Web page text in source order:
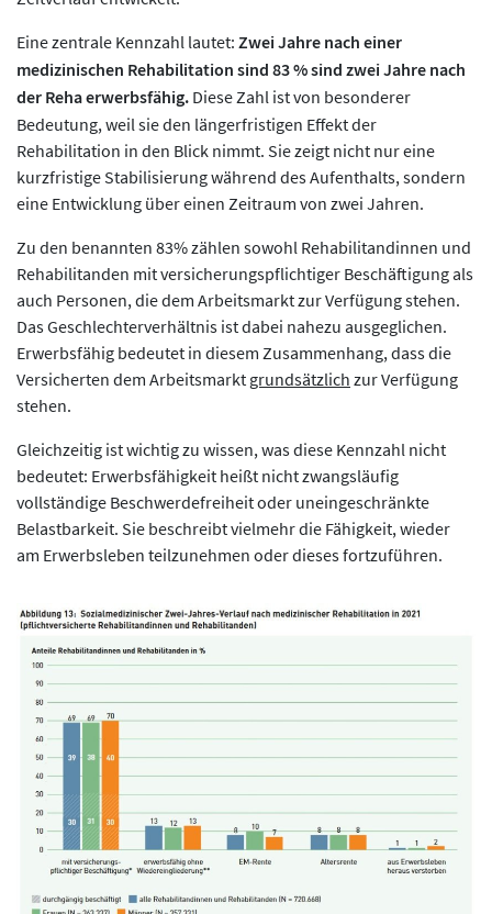
Eine zentrale Kennzahl lautet: Zwei Jahre nach einer
medizinischen Rehabilitation sind 83 % sind zwei Jahre nach
der Reha erwerbsfähig. Diese Zahl ist von besonderer
Bedeutung, weil sie den längerfristigen Effekt der
Rehabilitation in den Blick nimmt. Sie zeigt nicht nur eine
kurzfristige Stabilisierung während des Aufenthalts, sondern
eine Entwicklung über einen Zeitraum von zwei Jahren.
Zu den benannten 83% zählen sowohl Rehabilitandinnen und
Rehabilitanden mit versicherungspflichtiger Beschäftigung als
auch Personen, die dem Arbeitsmarkt zur Verfügung stehen.
Das Geschlechterverhältnis ist dabei nahezu ausgeglichen.
Erwerbsfähig bedeutet in diesem Zusammenhang, dass die
Versicherten dem Arbeitsmarkt grundsätzlich zur Verfügung
stehen.
Gleichzeitig ist wichtig zu wissen, was diese Kennzahl nicht
bedeutet: Erwerbsfähigkeit heißt nicht zwangsläufig
vollständige Beschwerdefreiheit oder uneingeschränkte
Belastbarkeit. Sie beschreibt vielmehr die Fähigkeit, wieder
am Erwerbsleben teilzunehmen oder dieses fortzuführen.